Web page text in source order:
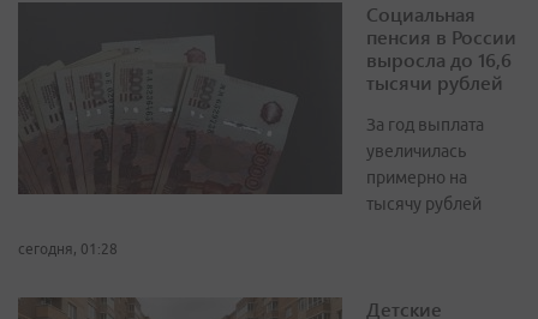
Социальная
пенсия в России
выросла до 16,6
тысячи рублей
За год выплата
увеличилась
примерно на
тысячу рублей
сегодня, 01:28
Детские